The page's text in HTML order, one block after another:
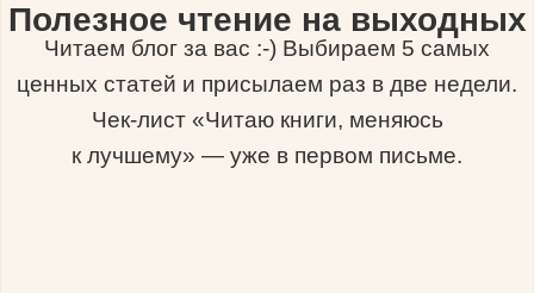
Полезное чтение на выходных
Читаем блог за вас :-) Выбираем 5 самых
ценных статей и присылаем раз в две недели.
Чек-лист «Читаю книги, меняюсь
к лучшему» — уже в первом письме.